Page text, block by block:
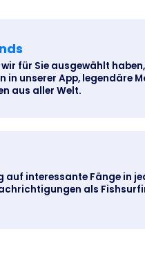
für Sie ausgewählt
in unserer App, legendäre
aus aller Welt.
interessante Fänge in
als